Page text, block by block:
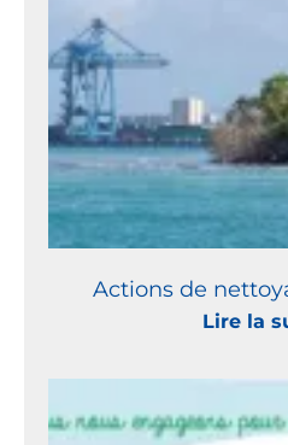
Actions de
Lire la